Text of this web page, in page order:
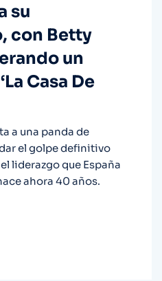
su
con Betty
un
Casa De
a una panda de
el golpe definitivo
liderazgo que España
ahora 40 años.